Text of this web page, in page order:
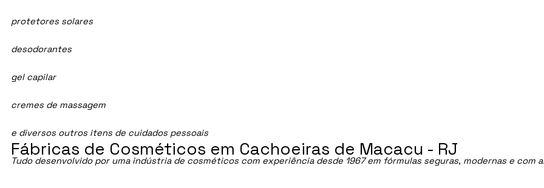
protetores solares
desodorantes
gel capilar
cremes de massagem
e diversos outros itens de cuidados pessoais
Tudo desenvolvido por uma indústria de cosméticos com experiência desde 1967 em fórmulas seguras, modernas e com
Fábricas de Cosméticos em Cachoeiras de Macacu - RJ